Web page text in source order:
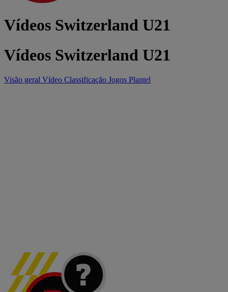
Vídeos Switzerland U21
Vídeos Switzerland U21
Visão geral Vídeo Classificação Jogos Plantel